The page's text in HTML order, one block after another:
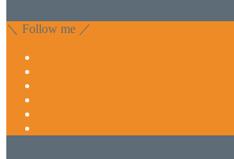
＼ Follow me ／